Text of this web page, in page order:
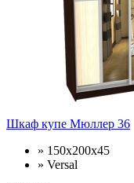
Шкаф купе Мюллер 36
» 150х200х45
» Versal